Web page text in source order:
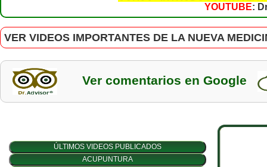
YOUTUBE:
VER VIDEOS IMPORTANTES DE LA NUEVA
Ver comentarios en Google